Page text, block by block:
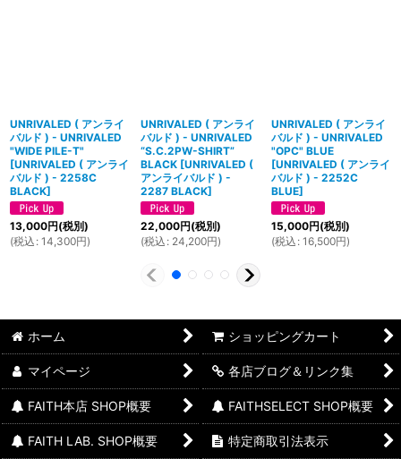
UNRIVALED ( アンライ
バルド ) - UNRIVALED
"WIDE PILE-T"
[UNRIVALED ( アンライ
バルド ) - 2258C
BLACK]
13,000円(税別)
(税込 : 14,300円)
UNRIVALED ( アンライ
バルド ) - UNRIVALED
“S.C.2PW-SHIRT”
BLACK [UNRIVALED (
アンライバルド ) -
2287 BLACK]
22,000円(税別)
(税込 : 24,200円)
UNRIVALED ( アンライ
バルド ) - UNRIVALED
"OPC" BLUE
[UNRIVALED ( アンライ
バルド ) - 2252C
BLUE]
15,000円(税別)
(税込 : 16,500円)
ホーム ショッピングカート
マイページ 各店ブログ＆リンク集
FAITH本店 SHOP概要 FAITHSELECT SHOP概要
FAITH LAB. SHOP概要 特定商取引法表示